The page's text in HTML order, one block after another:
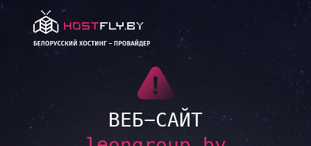
ВЕБ-САЙТ